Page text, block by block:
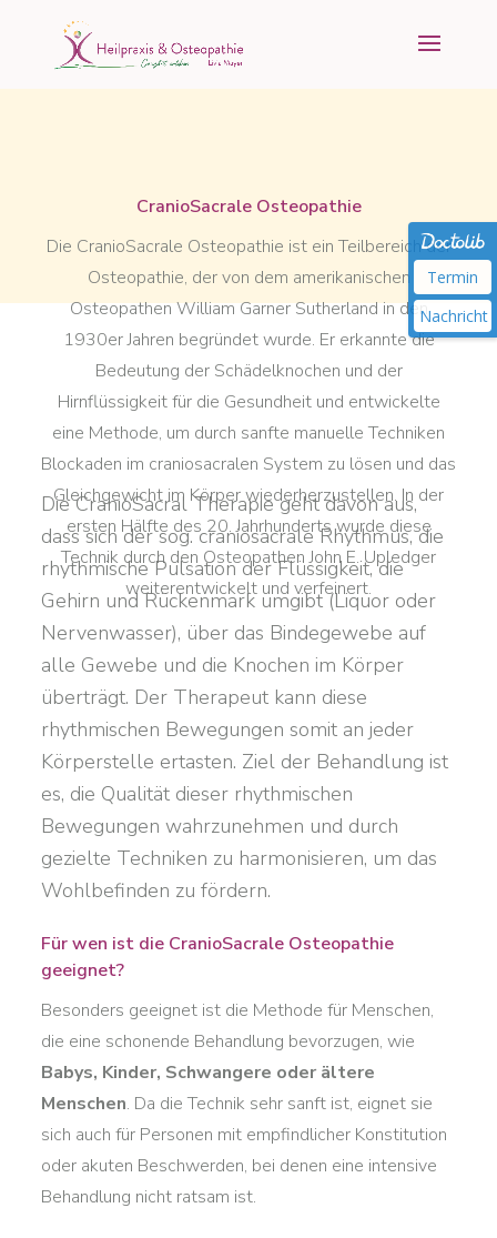
CranioSacrale Osteopathie
Die CranioSacrale Osteopathie ist ein Teilbereich der
Osteopathie, der von dem amerikanischen
Osteopathen William Garner Sutherland in den
1930er Jahren begründet wurde. Er erkannte die
Bedeutung der Schädelknochen und der
Hirnflüssigkeit für die Gesundheit und entwickelte
eine Methode, um durch sanfte manuelle Techniken
Blockaden im craniosacralen System zu lösen und das
Gleichgewicht im Körper wiederherzustellen. In der
ersten Hälfte des 20. Jahrhunderts wurde diese
Technik durch den Osteopathen John E. Upledger
weiterentwickelt und verfeinert.
Die CranioSacral Therapie geht davon aus,
dass sich der sog. craniosacrale Rhythmus, die
rhythmische Pulsation der Flüssigkeit, die
Gehirn und Rückenmark umgibt (Liquor oder
Nervenwasser), über das Bindegewebe auf
alle Gewebe und die Knochen im Körper
überträgt. Der Therapeut kann diese
rhythmischen Bewegungen somit an jeder
Körperstelle ertasten. Ziel der Behandlung ist
es, die Qualität dieser rhythmischen
Bewegungen wahrzunehmen und durch
gezielte Techniken zu harmonisieren, um das
Wohlbefinden zu fördern.
Termin
Nachricht
Für wen ist die CranioSacrale Osteopathie
geeignet?
Besonders geeignet ist die Methode für Menschen,
die eine schonende Behandlung bevorzugen, wie
Babys, Kinder, Schwangere oder ältere
Menschen. Da die Technik sehr sanft ist, eignet sie
sich auch für Personen mit empfindlicher Konstitution
oder akuten Beschwerden, bei denen eine intensive
Behandlung nicht ratsam ist.